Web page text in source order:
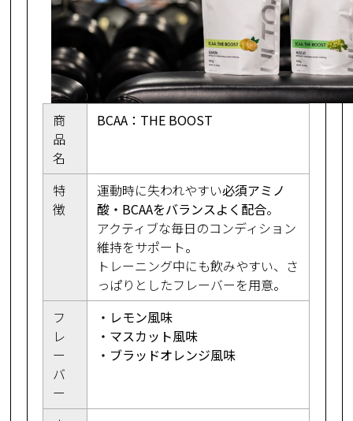
商
品
名
BCAA：THE BOOST
特
徴
運動時に失われやすい必須アミノ
酸・BCAAをバランスよく配合。
アクティブな毎日のコンディション
維持をサポート。
トレーニング中にも飲みやすい、さ
っぱりとしたフレーバーを用意。
フ
レ
ー
バ
ー
・レモン風味
・マスカット風味
・ブラッドオレンジ風味